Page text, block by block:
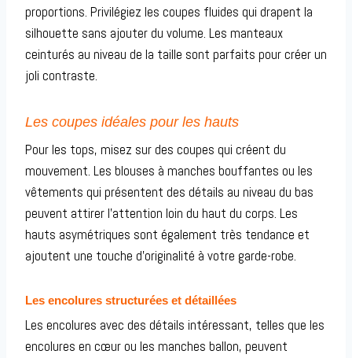
proportions. Privilégiez les coupes fluides qui drapent la
silhouette sans ajouter du volume. Les manteaux
ceinturés au niveau de la taille sont parfaits pour créer un
joli contraste.
Les coupes idéales pour les hauts
Pour les tops, misez sur des coupes qui créent du
mouvement. Les blouses à manches bouffantes ou les
vêtements qui présentent des détails au niveau du bas
peuvent attirer l’attention loin du haut du corps. Les
hauts asymétriques sont également très tendance et
ajoutent une touche d’originalité à votre garde-robe.
Les encolures structurées et détaillées
Les encolures avec des détails intéressant, telles que les
encolures en cœur ou les manches ballon, peuvent